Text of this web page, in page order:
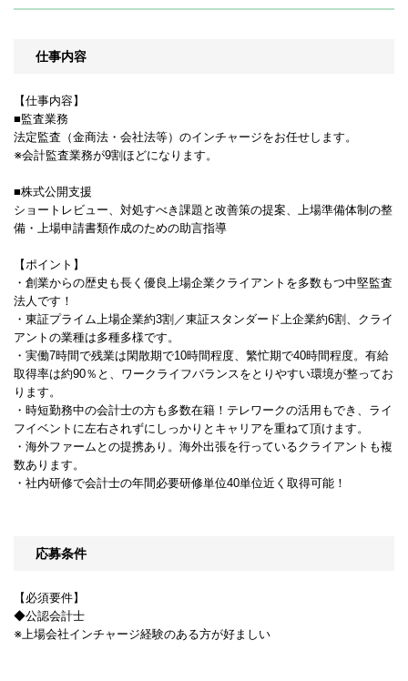
仕事内容
【仕事内容】
■監査業務
法定監査（金商法・会社法等）のインチャージをお任せします。
※会計監査業務が9割ほどになります。
■株式公開支援
ショートレビュー、対処すべき課題と改善策の提案、上場準備体制の整
備・上場申請書類作成のための助言指導
【ポイント】
・創業からの歴史も長く優良上場企業クライアントを多数もつ中堅監査
法人です！
・東証プライム上場企業約3割／東証スタンダード上企業約6割、クライ
アントの業種は多種多様です。
・実働7時間で残業は閑散期で10時間程度、繁忙期で40時間程度。有給
取得率は約90％と、ワークライフバランスをとりやすい環境が整ってお
ります。
・時短勤務中の会計士の方も多数在籍！テレワークの活用もでき、ライ
フイベントに左右されずにしっかりとキャリアを重ねて頂けます。
・海外ファームとの提携あり。海外出張を行っているクライアントも複
数あります。
・社内研修で会計士の年間必要研修単位40単位近く取得可能！
応募条件
【必須要件】
◆公認会計士
※上場会社インチャージ経験のある方が好ましい